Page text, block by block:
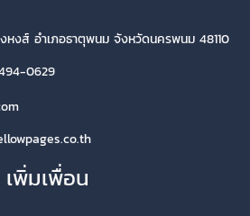
งส์ อำเภอธาตุพนม จังหวัดนครพนม 48110
0629
เพิ่มเพื่อน